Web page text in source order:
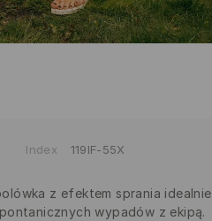
Index 119IF-55X
z efektem sprania idealnie
wypadów z ekipą.